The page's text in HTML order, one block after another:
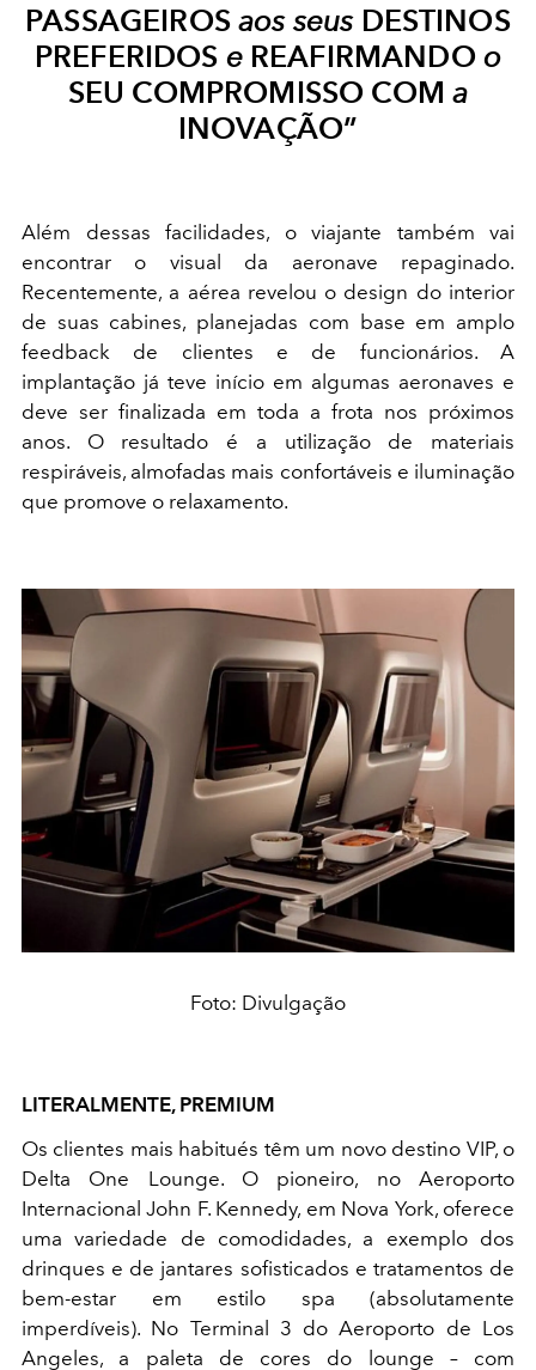
PASSAGEIROSaos seusDESTINOS
PREFERIDOS eREAFIRMANDO o
SEU COMPROMISSO COMa
INOVAÇÃO”
Além dessas facilidades, o viajante também vai
encontrar o visual da aeronave repaginado.
Recentemente, a aérea revelou o design do interior
de suas cabines, planejadas com base em amplo
feedback de clientes e de funcionários. A
implantação já teve início em algumas aeronaves e
deve ser finalizada em toda a frota nos próximos
anos. O resultado é a utilização de materiais
respiráveis, almofadas mais confortáveis e iluminação
que promove o relaxamento.
Foto: Divulgação
LITERALMENTE, PREMIUM
Os clientes mais habitués têm um novo destino VIP, o
Delta One Lounge. O pioneiro, no Aeroporto
Internacional John F. Kennedy, em Nova York, oferece
uma variedade de comodidades, a exemplo dos
drinques e de jantares sofisticados e tratamentos de
bem-estar em estilo spa (absolutamente
imperdíveis). No Terminal 3 do Aeroporto de Los
Angeles, a paleta de cores do lounge – com